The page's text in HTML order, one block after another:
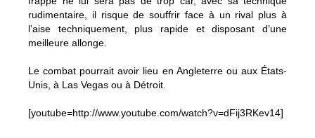
rudimentaire, il risque de souffrir face à un rival plus à
l’aise techniquement, plus rapide et disposant d’une
meilleure allonge.
Le combat pourrait avoir lieu en Angleterre ou aux États-
Unis, à Las Vegas ou à Détroit.
[youtube=http://www.youtube.com/watch?v=dFij3RKev14]